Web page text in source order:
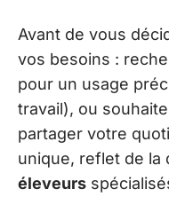
Avant de vous
vos besoins :
pour un usage
travail), ou
partager votre
unique, reflet de la
éleveurs